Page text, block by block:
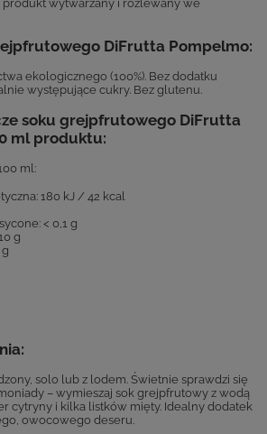
produkt wytwarzany i rozlewany we
DiFrutta Pompelmo:
ekologicznego (100%). Bez dodatku
występujące cukry. Bez glutenu.
soku grejpfrutowego DiFrutta
ml produktu:
ml:
180 kJ / 42 kcal
< 0,1 g
g
solo lub z lodem. Świetnie sprawdzi się
– wymieszaj sok grejpfrutowy z wodą
cytryny i kilka listków mięty. Idealny dodatek
owocowego deseru.